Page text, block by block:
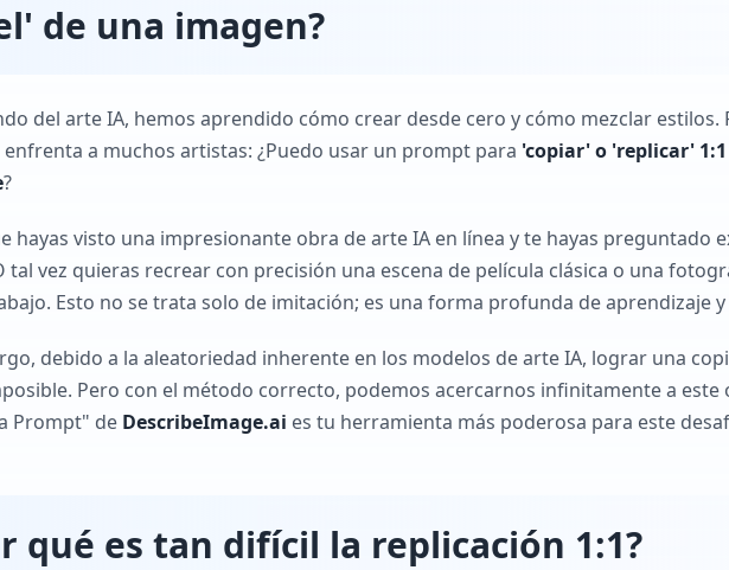
de una imagen?
del arte IA, hemos aprendido cómo crear desde cero y cómo mezclar estilos.
a muchos artistas: ¿Puedo usar un prompt para 'copiar' o 'replicar'
?
hayas visto una impresionante obra de arte IA en línea y te hayas preguntado
tal vez quieras recrear con precisión una escena de película clásica o una
Esto no se trata solo de imitación; es una forma profunda de aprendizaje
debido a la aleatoriedad inherente en los modelos de arte IA, lograr una
Pero con el método correcto, podemos acercarnos infinitamente a este
Prompt" de DescribeImage.ai es tu herramienta más poderosa para este
qué es tan difícil la replicación 1:1?